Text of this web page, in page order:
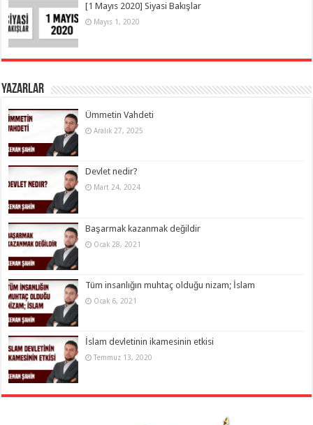
[1 Mayıs 2020] Siyasi Bakışlar
Mayıs 1, 2020
Yazarlar
Ümmetin Vahdeti
Aralık 27, 2025
Devlet nedir?
Mart 24, 2024
Başarmak kazanmak değildir
Ocak 28, 2021
Tüm insanlığın muhtaç olduğu nizam; İslam
Ocak 6, 2021
İslam devletinin ikamesinin etkisi
Temmuz 13, 2020